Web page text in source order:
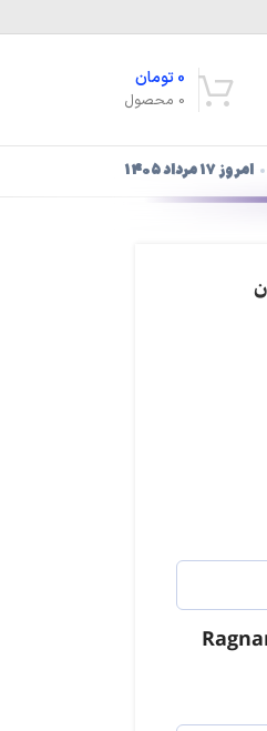
0 محصول
0تومان
امروز ۱۷ مرداد ۱۴۰۵